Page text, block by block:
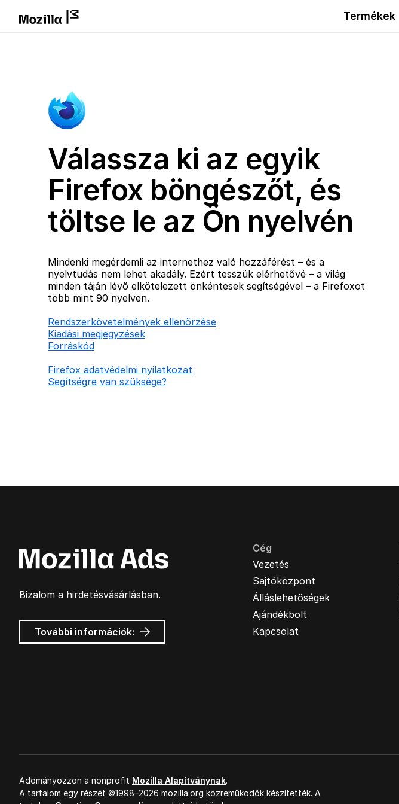
Termékek
Válassza ki az egyik
Firefox böngészőt, és
töltse le az Ön nyelvén
Mindenki megérdemli az internethez való hozzáférést – és a
nyelvtudás nem lehet akadály. Ezért tesszük elérhetővé – a világ
minden táján lévő elkötelezett önkéntesek segítségével – a Firefoxot
több mint 90 nyelven.
Rendszerkövetelmények ellenőrzése
Kiadási megjegyzések
Forráskód
Firefox adatvédelmi nyilatkozat
Segítségre van szüksége?
Bizalom a hirdetésvásárlásban.
További információk: Mozilla
hirdetések
Cég
Vezetés
Sajtóközpont
Álláslehetőségek
Ajándékbolt
Kapcsolat
Adományozzon a nonprofit Mozilla Alapítványnak.
A tartalom egy részét ©1998–2026 mozilla.org közreműködők készítették. A